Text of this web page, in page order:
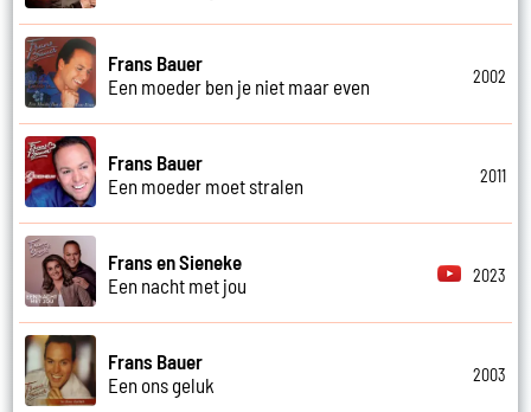
Frans Bauer
Een moeder ben je niet maar even
2002
Frans Bauer
Een moeder moet stralen
2011
Frans en Sieneke
Een nacht met jou
2023
Frans Bauer
Een ons geluk
2003